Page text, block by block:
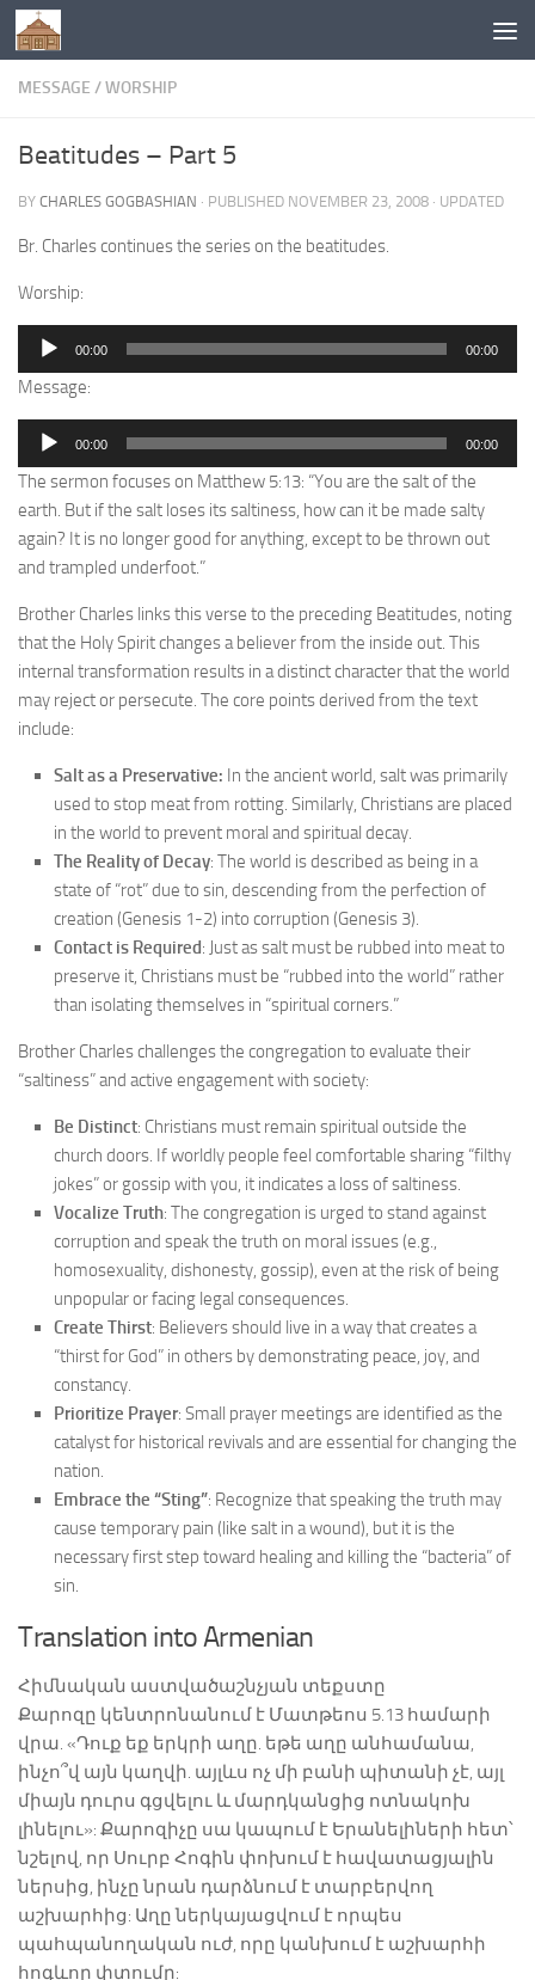
Below content
MESSAGE /WORSHIP
Beatitudes – Part 5
BY CHARLES GOGBASHIAN · PUBLISHED NOVEMBER 23, 2008 · UPDATED
Br. Charles continues the series on the beatitudes.
Worship:
Audio
00:00 00:00
Message:
Audio
00:00 00:00
The sermon focuses on Matthew 5:13: “You are the salt of the
earth. But if the salt loses its saltiness, how can it be made salty
again? It is no longer good for anything, except to be thrown out
and trampled underfoot.”
Brother Charles links this verse to the preceding Beatitudes, noting
that the Holy Spirit changes a believer from the inside out. This
internal transformation results in a distinct character that the world
may reject or persecute. The core points derived from the text
include:
Salt as a Preservative: In the ancient world, salt was primarily
used to stop meat from rotting. Similarly, Christians are placed
in the world to prevent moral and spiritual decay.
The Reality of Decay: The world is described as being in a
state of “rot” due to sin, descending from the perfection of
creation (Genesis 1-2) into corruption (Genesis 3).
Contact is Required: Just as salt must be rubbed into meat to
preserve it, Christians must be “rubbed into the world” rather
than isolating themselves in “spiritual corners.”
Brother Charles challenges the congregation to evaluate their
“saltiness” and active engagement with society:
Be Distinct: Christians must remain spiritual outside the
church doors. If worldly people feel comfortable sharing “filthy
jokes” or gossip with you, it indicates a loss of saltiness.
Vocalize Truth: The congregation is urged to stand against
corruption and speak the truth on moral issues (e.g.,
homosexuality, dishonesty, gossip), even at the risk of being
unpopular or facing legal consequences.
Create Thirst: Believers should live in a way that creates a
“thirst for God” in others by demonstrating peace, joy, and
constancy.
Prioritize Prayer: Small prayer meetings are identified as the
catalyst for historical revivals and are essential for changing the
nation.
Embrace the “Sting”: Recognize that speaking the truth may
cause temporary pain (like salt in a wound), but it is the
necessary first step toward healing and killing the “bacteria” of
sin.
Translation into Armenian
Հիմնական աստվածաշնչյան տեքստը
Քարոզը կենտրոնանում է Մատթեոս 5.13 համարի
վրա. «Դուք եք երկրի աղը. եթե աղը անհամանա,
ինչո՞վ այն կաղվի. այլևս ոչ մի բանի պիտանի չէ, այլ
միայն դուրս գցվելու և մարդկանցից ոտնակոխ
լինելու»: Քարոզիչը սա կապում է Երանելիների հետ՝
նշելով, որ Սուրբ Հոգին փոխում է հավատացյալին
ներսից, ինչը նրան դարձնում է տարբերվող
աշխարհից: Աղը ներկայացվում է որպես
պահպանողական ուժ, որը կանխում է աշխարհի
հոգևոր փտումը: